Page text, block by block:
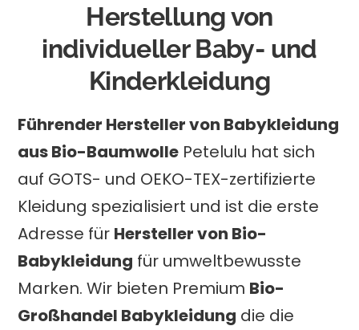
Herstellung von
individueller Baby- und
Kinderkleidung
Führender Hersteller von Babykleidung
aus Bio-Baumwolle Petelulu hat sich
auf GOTS- und OEKO-TEX-zertifizierte
Kleidung spezialisiert und ist die erste
Adresse für Hersteller von Bio-
Babykleidung für umweltbewusste
Marken. Wir bieten Premium Bio-
Großhandel Babykleidung die die